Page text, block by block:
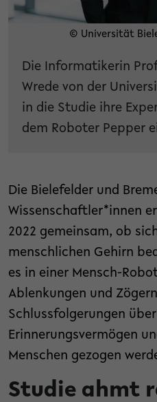
© Universität
Die Informatikerin
Wrede von der
in die Studie ihre
dem Roboter Pepper
Die Bielefelder und
Wissenschaftler*innen
2022 gemeinsam, ob
menschlichen Gehirn
es in einer Mensch-
Ablenkungen und
Schlussfolgerungen
Erinnerungsvermögen
Menschen gezogen
Studie ahmt